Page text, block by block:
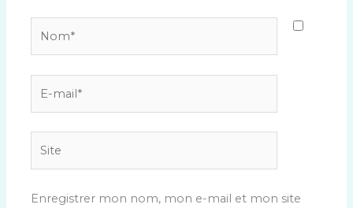
mail*
Enregistrer mon nom, mon e-mail et mon site